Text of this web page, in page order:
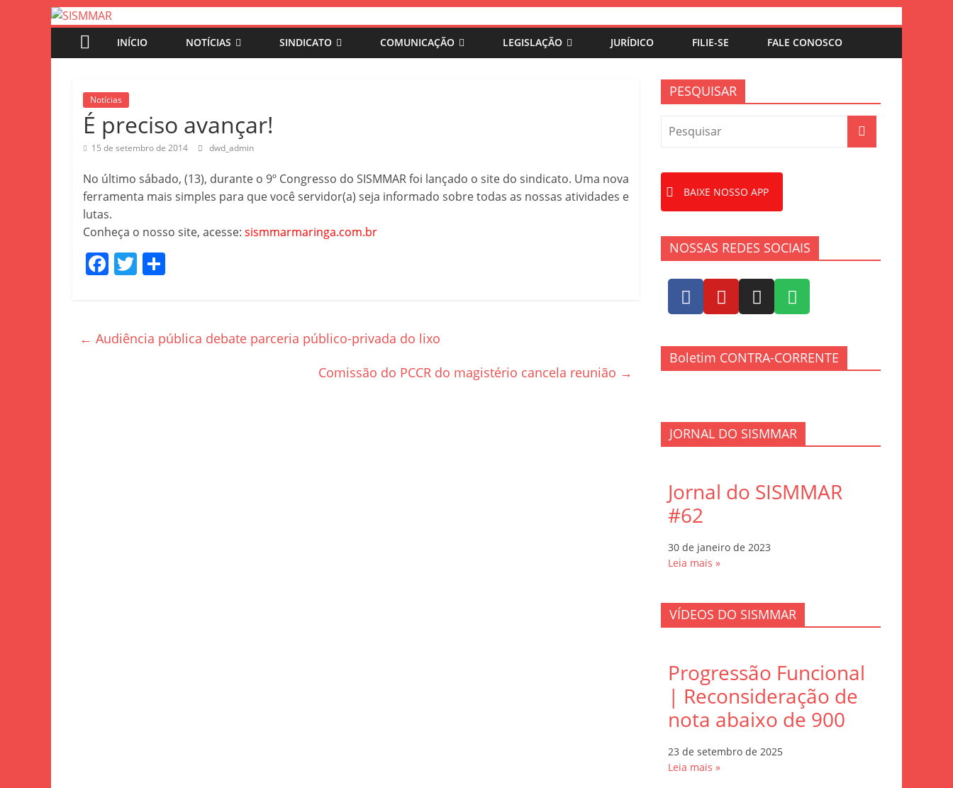
INÍCIO NOTÍCIAS SINDICATO COMUNICAÇÃO LEGISLAÇÃO JURÍDICO FILIE-SE FALE CONOSCO
Notícias
É preciso avançar!
15 de setembro de 2014 dwd_admin
No último sábado, (13), durante o 9º Congresso do SISMMAR foi lançado o site do sindicato. Uma nova
ferramenta mais simples para que você servidor(a) seja informado sobre todas as nossas atividades e
lutas.
Conheça o nosso site, acesse: sismmarmaringa.com.br
F
e
T
er e
← Audiência pública debate parceria público-privada do lixo
Comissão do PCCR do magistério cancela reunião →
PESQUISAR
BAIXE NOSSO APP
NOSSAS REDES SOCIAIS
Boletim CONTRA-CORRENTE
JORNAL DO SISMMAR
Jornal do SISMMAR
#62
30 de janeiro de 2023
Leia mais »
VÍDEOS DO SISMMAR
Progressão Funcional
| Reconsideração de
nota abaixo de 900
23 de setembro de 2025
Leia mais »